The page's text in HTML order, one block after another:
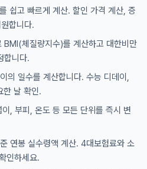
쉽고 빠르게 계산. 할인 가격 계산, 증
합니다.
BMI(체질량지수)를 계산하고 대한비만
합니다.
의 일수를 계산합니다. 수능 디데이,
한 날 확인.
, 부피, 온도 등 모든 단위를 즉시 변
연봉 실수령액 계산. 4대보험료와 소
인하세요.